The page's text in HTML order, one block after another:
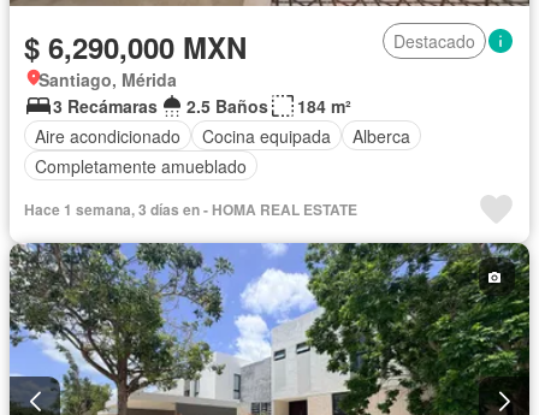
$ 6,290,000 MXN
Destacado
Santiago, Mérida
3 Recámaras
2.5 Baños
184 m²
Aire acondicionado
Cocina equipada
Alberca
Completamente amueblado
Hace 1 semana, 3 días en - HOMA REAL ESTATE